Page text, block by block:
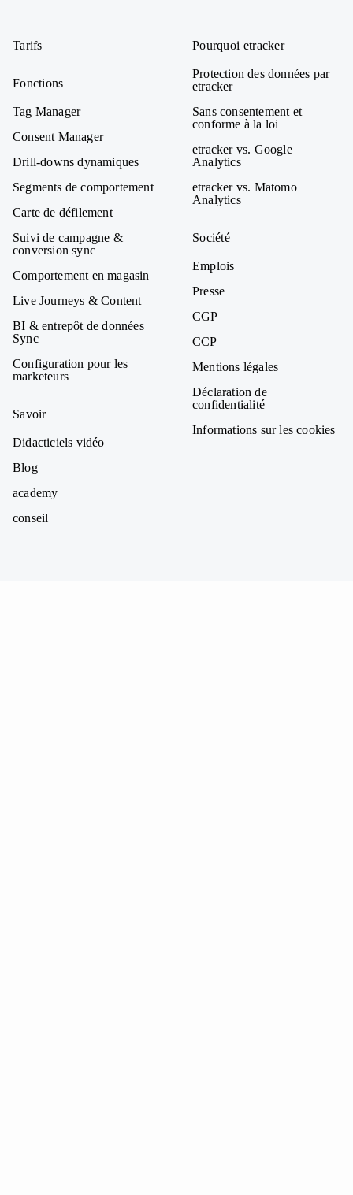
Tarifs
Fonctions
Tag Manager
Consent Manager
Drill-downs dynamiques
Segments de comportement
Carte de défilement
Suivi de campagne &
conversion sync
Comportement en magasin
Live Journeys & Content
BI & entrepôt de données
Sync
Configuration pour les
marketeurs
Savoir
Didacticiels vidéo
Blog
academy
conseil
Pourquoi etracker
Protection des données par
etracker
Sans consentement et
conforme à la loi
etracker vs. Google
Analytics
etracker vs. Matomo
Analytics
Société
Emplois
Presse
CGP
CCP
Mentions légales
Déclaration de
confidentialité
Informations sur les cookies